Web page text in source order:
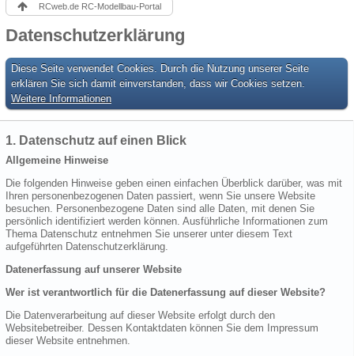
RCweb.de RC-Modellbau-Portal
Datenschutzerklärung
Diese Seite verwendet Cookies. Durch die Nutzung unserer Seite
erklären Sie sich damit einverstanden, dass wir Cookies setzen.
Weitere Informationen
1. Datenschutz auf einen Blick
Allgemeine Hinweise
Die folgenden Hinweise geben einen einfachen Überblick darüber, was mit
Ihren personenbezogenen Daten passiert, wenn Sie unsere Website
besuchen. Personenbezogene Daten sind alle Daten, mit denen Sie
persönlich identifiziert werden können. Ausführliche Informationen zum
Thema Datenschutz entnehmen Sie unserer unter diesem Text
aufgeführten Datenschutzerklärung.
Datenerfassung auf unserer Website
Wer ist verantwortlich für die Datenerfassung auf dieser Website?
Die Datenverarbeitung auf dieser Website erfolgt durch den
Websitebetreiber. Dessen Kontaktdaten können Sie dem Impressum
dieser Website entnehmen.